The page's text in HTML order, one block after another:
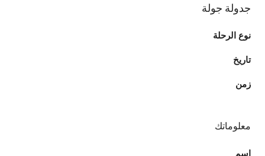
جدولة جولة
نوع الرحلة
تاريخ
زمن
معلوماتك
اسم